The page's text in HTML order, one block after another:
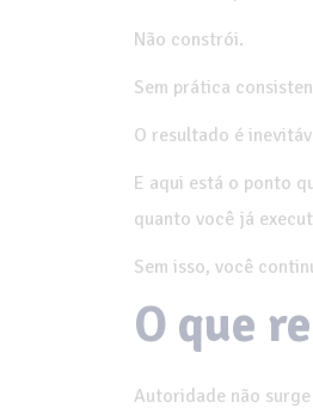
Não constrói.
Sem prática
O resultado é
E aqui está o ponto
quanto você já
Sem isso, você
O que
Autoridade não